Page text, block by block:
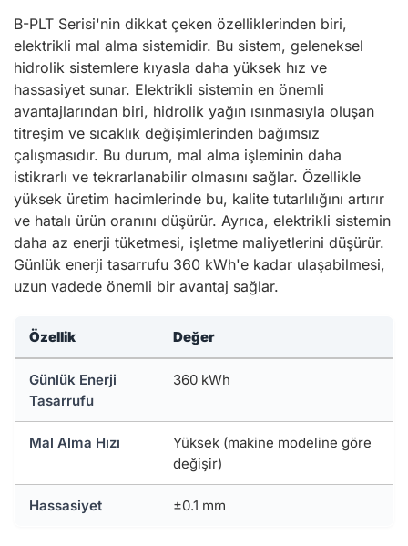
B-PLT Serisi'nin dikkat çeken özelliklerinden biri,
elektrikli mal alma sistemidir. Bu sistem, geleneksel
hidrolik sistemlere kıyasla daha yüksek hız ve
hassasiyet sunar. Elektrikli sistemin en önemli
avantajlarından biri, hidrolik yağın ısınmasıyla oluşan
titreşim ve sıcaklık değişimlerinden bağımsız
çalışmasıdır. Bu durum, mal alma işleminin daha
istikrarlı ve tekrarlanabilir olmasını sağlar. Özellikle
yüksek üretim hacimlerinde bu, kalite tutarlılığını artırır
ve hatalı ürün oranını düşürür. Ayrıca, elektrikli sistemin
daha az enerji tüketmesi, işletme maliyetlerini düşürür.
Günlük enerji tasarrufu 360 kWh'e kadar ulaşabilmesi,
uzun vadede önemli bir avantaj sağlar.
Özellik Değer
Günlük Enerji
Tasarrufu
360 kWh
Mal Alma Hızı
Yüksek (makine modeline göre
değişir)
Hassasiyet ±0.1 mm